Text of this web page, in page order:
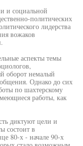
и социальной
политических
лидерства
вожаков
аспекты темы
оборот немалый
Однако до сих
по шахтерскому
работы, как
диктуют цели и
состоит в
80-х - начале 90-х